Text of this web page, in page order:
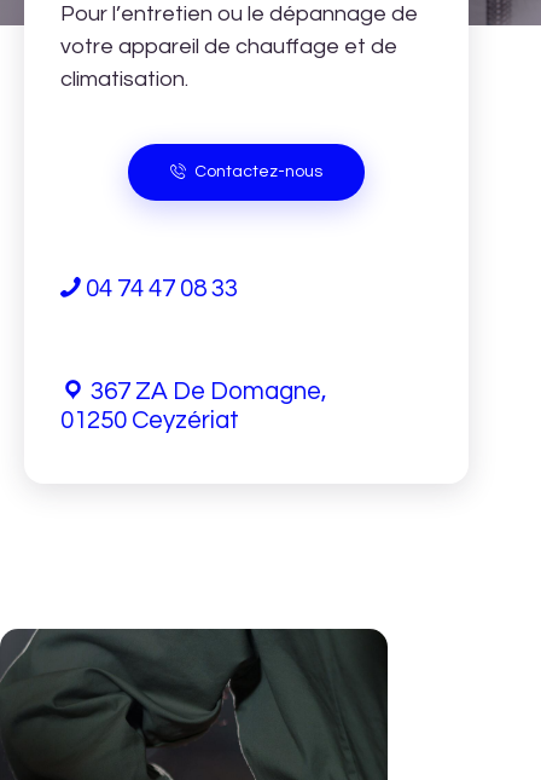
Pour l’entretien ou le dépannage de
votre appareil de chauffage et de
climatisation.
Contactez-nous
04 74 47 08 33
367 ZA De Domagne,
01250 Ceyzériat